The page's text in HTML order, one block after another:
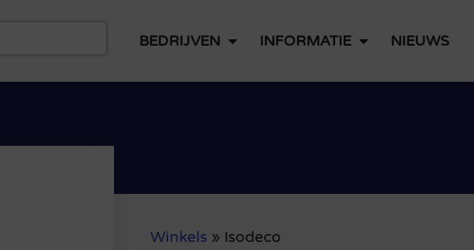
BEDRIJVEN INFORMATIE NIEUWS
Winkels » Isodeco